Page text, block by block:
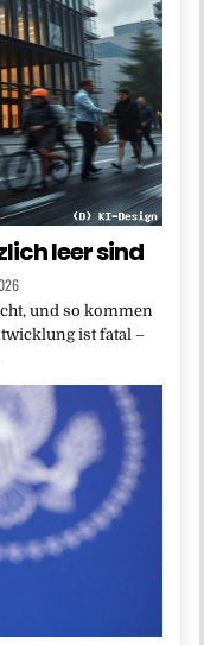
leer sind
und so kommen
ist fatal –